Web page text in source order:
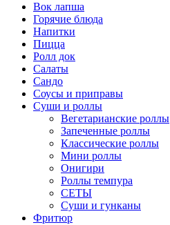
Вок лапша
Горячие блюда
Напитки
Пицца
Ролл док
Салаты
Сандо
Соусы и приправы
Суши и роллы
Вегетарианские роллы
Запеченные роллы
Классические роллы
Мини роллы
Онигири
Роллы темпура
СЕТЫ
Суши и гунканы
Фритюр